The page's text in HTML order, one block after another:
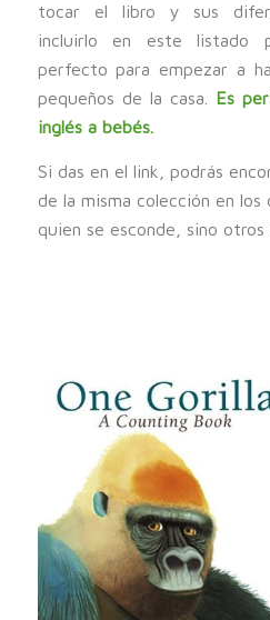
tocar el libro y sus
incluirlo en este listado
perfecto para empezar a
pequeños de la casa.
Es
inglés a bebés.
Si das en el link, podrás
de la misma colección en
quien se esconde, sino otros